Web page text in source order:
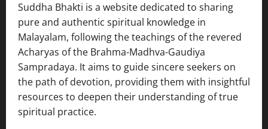
Suddha Bhakti is a website dedicated to sharing
pure and authentic spiritual knowledge in
Malayalam, following the teachings of the revered
Acharyas of the Brahma-Madhva-Gaudiya
Sampradaya. It aims to guide sincere seekers on
the path of devotion, providing them with insightful
resources to deepen their understanding of true
spiritual practice.